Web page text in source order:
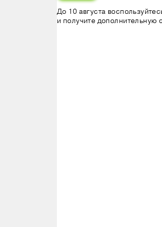
До 10 августа
и получите дополнительную